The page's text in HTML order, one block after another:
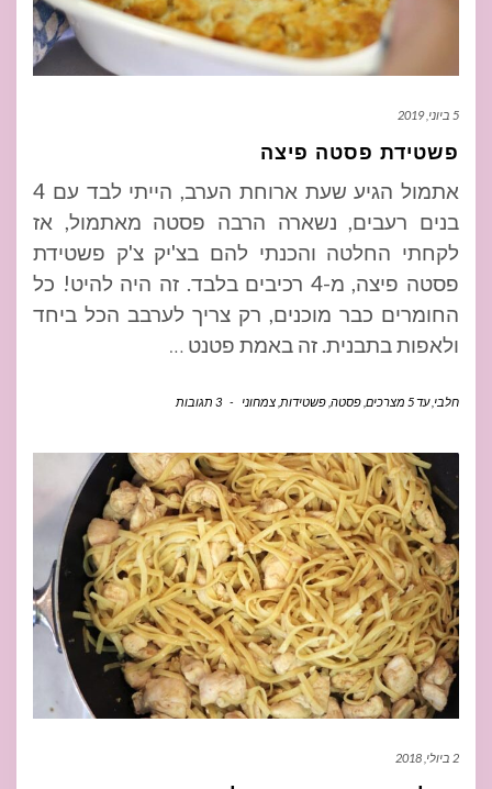
5 ביוני, 2019
פשטידת פסטה פיצה
אתמול הגיע שעת ארוחת הערב, הייתי לבד עם 4
בנים רעבים, נשארה הרבה פסטה מאתמול, אז
לקחתי החלטה והכנתי להם בצ'יק צ'ק פשטידת
פסטה פיצה, מ-4 רכיבים בלבד. זה היה להיט! כל
החומרים כבר מוכנים, רק צריך לערבב הכל ביחד
ולאפות בתבנית. זה באמת פטנט …
חלבי ,עד 5 מצרכים פסטה פשטידות צמחוני - 3 תגובות
2 ביולי, 2018